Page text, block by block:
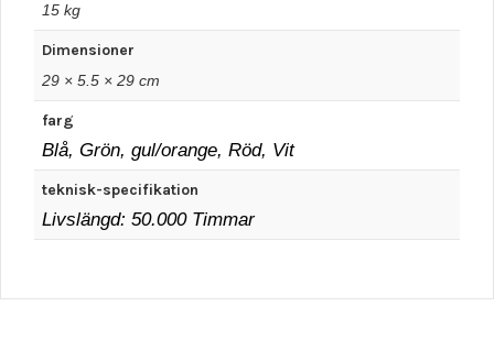
15 kg
Dimensioner
29 × 5.5 × 29 cm
farg
Blå, Grön, gul/orange, Röd, Vit
teknisk-specifikation
Livslängd: 50.000 Timmar